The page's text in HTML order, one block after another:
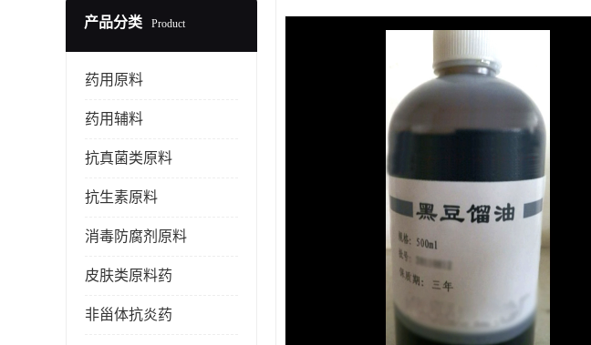
产品分类 Product
药用原料
药用辅料
抗真菌类原料
抗生素原料
消毒防腐剂原料
皮肤类原料药
非甾体抗炎药